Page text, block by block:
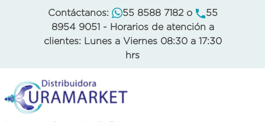
Contáctanos: 55 8588 7182o
55
8954 9051 - Horarios de atención a
clientes: Lunes a Viernes 08:30 a 17:30
hrs